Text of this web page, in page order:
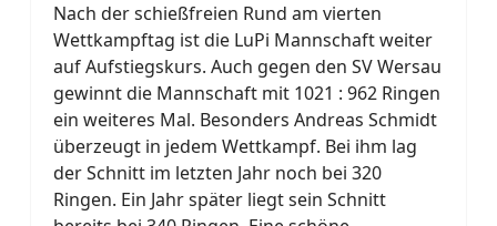
Nach der schießfreien Rund am vierten
Wettkampftag ist die LuPi Mannschaft weiter
auf Aufstiegskurs. Auch gegen den SV Wersau
gewinnt die Mannschaft mit 1021 : 962 Ringen
ein weiteres Mal. Besonders Andreas Schmidt
überzeugt in jedem Wettkampf. Bei ihm lag
der Schnitt im letzten Jahr noch bei 320
Ringen. Ein Jahr später liegt sein Schnitt